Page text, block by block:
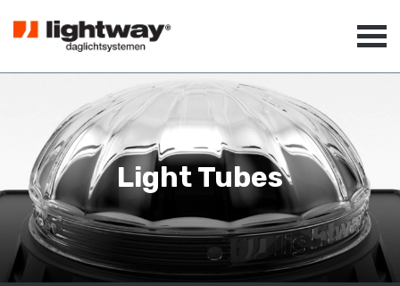
Light Tubes